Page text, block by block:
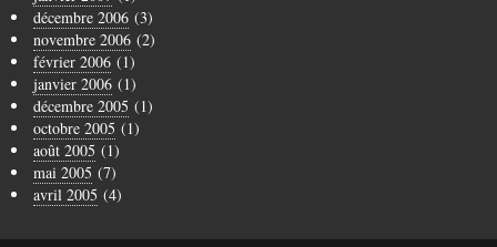
décembre 2006 (3)
novembre 2006 (2)
février 2006 (1)
janvier 2006 (1)
décembre 2005 (1)
octobre 2005 (1)
août 2005 (1)
mai 2005 (7)
avril 2005 (4)